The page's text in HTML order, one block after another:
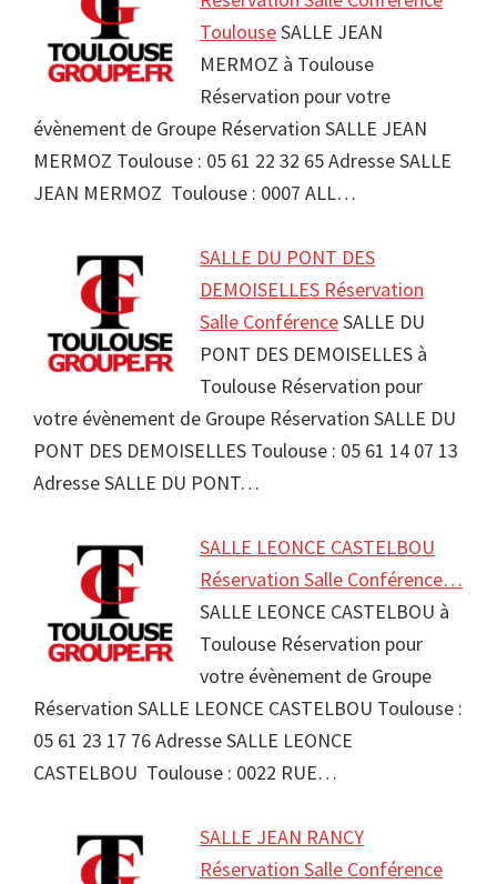
ToulouseSALLE JEAN
MERMOZ à Toulouse
Réservation pour votre
évènement de Groupe Réservation SALLE JEAN
MERMOZ Toulouse : 05 61 22 32 65 Adresse SALLE
JEAN MERMOZ Toulouse : 0007 ALL…
SALLE DU PONT DES
DEMOISELLES Réservation
Salle ConférenceSALLE DU
PONT DES DEMOISELLES à
Toulouse Réservation pour
votre évènement de Groupe Réservation SALLE DU
PONT DES DEMOISELLES Toulouse : 05 61 14 07 13
Adresse SALLE DU PONT…
SALLE LEONCE CASTELBOU
Réservation Salle Conférence…
SALLE LEONCE CASTELBOU à
Toulouse Réservation pour
votre évènement de Groupe
Réservation SALLE LEONCE CASTELBOU Toulouse :
05 61 23 17 76 Adresse SALLE LEONCE
CASTELBOU Toulouse : 0022 RUE…
SALLE JEAN RANCY
Réservation Salle Conférence